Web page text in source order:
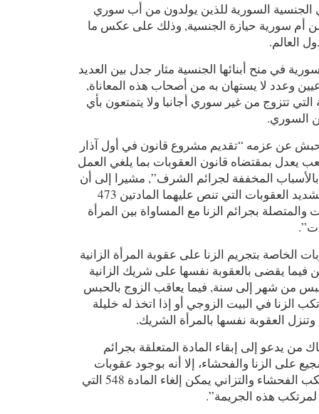
الجنسية السورية للذين يولدون من أب سوري
أم سورية حيازة الجنسية, وذلك على عكس ما
العالم.
في منح أبنائها الجنسية مثار جدل بين العديد
وعدد لا يستهان به من أصحاب هذه المعاناة,
التي تتزوج من غير سوري أجانبا ولا يتمتعون بأي
السوري.
عن عزمه “تقديم مشروع قانون في أول آذار
يعدل بمقتضاه قانون العقوبات بما يلغي العمل
تأخذ بالأسباب المخففة لجرائم الشرف”, مشيرا إلى أن
“التعديل سيلحظ أيضا تشديد العقوبات التي تنص عليهما المادتين 473
والمتصلة بجرائم الزنا مع المساواة بين المرأة
الخاصة بتجريم الزنا على عقوبة المرأة الزانية
فيما يقضى بالعقوبة نفسها على شريك الزانية
من شهر إلى سنة, فيما يعاقب الزوج بالحبس
الزنا في البيت الزوجي أو إذا اتخذ له خليلة
العقوبة نفسها بالمرأة الشريك.
يدعو إلى إبقاء المادة المتعلقة بجرائم
على الزنا والفحشاء، إلا أنه بوجود عقوبات
قانونية صارمة على مرتكب الفحشاء والتزاني يمكن إلغاء المادة 548 التي
لمرتكب هذه الجريمة”.